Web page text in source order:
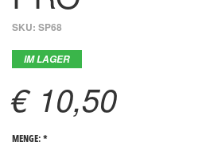
SKU: SP68
IM LAGER
€ 10,50
MENGE: *